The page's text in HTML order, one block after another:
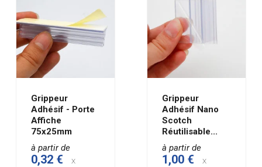
Grippeur
Adhésif - Porte
Affiche
75x25mm
à partir de
0,32 € x
Grippeur
Adhésif Nano
Scotch
Réutilisable...
à partir de
1,00 € x